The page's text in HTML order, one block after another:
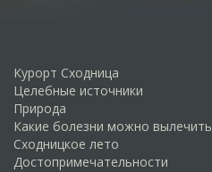
Курорт Сходница
Целебные источники
Природа
Какие болезни можно вылечить
Сходницкое лето
Достопримечательности